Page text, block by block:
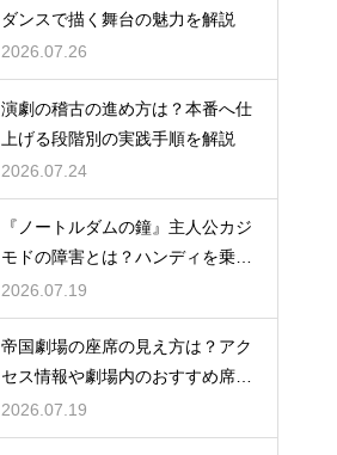
ダンスで描く舞台の魅力を解説
2026.07.26
演劇の稽古の進め方は？本番へ仕
上げる段階別の実践手順を解説
2026.07.24
『ノートルダムの鐘』主人公カジ
モドの障害とは？ハンディを乗り
越える姿に感動
2026.07.19
帝国劇場の座席の見え方は？アク
セス情報や劇場内のおすすめ席を
徹底ガイド
2026.07.19